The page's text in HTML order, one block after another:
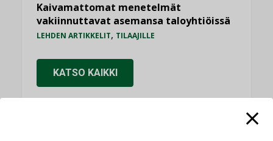
Kaivamattomat menetelmät
vakiinnuttavat asemansa taloyhtiöissä
LEHDEN ARTIKKELIT, TILAAJILLE
KATSO KAIKKI